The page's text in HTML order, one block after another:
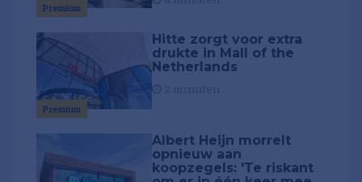
Premium
Premium
Hitte zorgt voor extra
drukte in Mall of the
Netherlands
Albert Heijn morrelt
opnieuw aan
koopzegels: 'Te riskant